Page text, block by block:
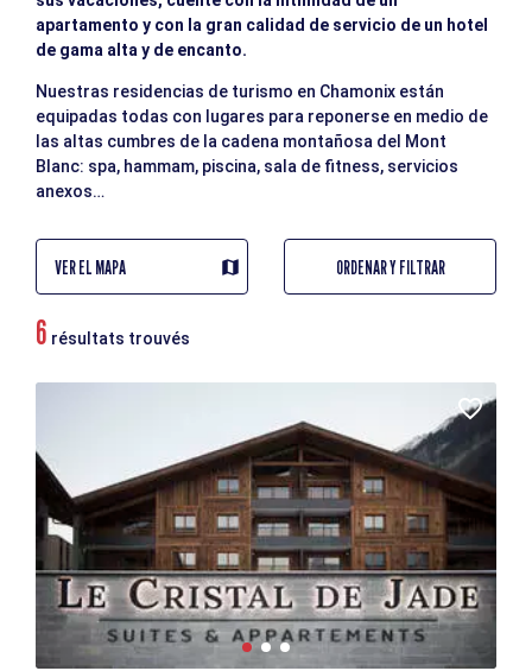
apartamento y con la gran calidad de servicio de un hotel
de gama alta y de encanto.
Nuestras residencias de turismo en Chamonix están
equipadas todas con lugares para reponerse en medio de
las altas cumbres de la cadena montañosa del Mont
Blanc: spa, hammam, piscina, sala de fitness, servicios
anexos…
VER EL MAPA ORDENAR Y FILTRAR
6 résultats trouvés